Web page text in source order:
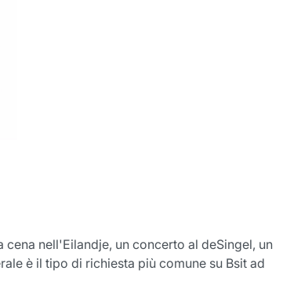
nell'Eilandje, un concerto al deSingel, un
è il tipo di richiesta più comune su Bsit ad